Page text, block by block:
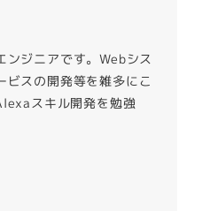
ンジニアです。Webシス
ビスの開発等を雑多にこ
スキル開発を勉強